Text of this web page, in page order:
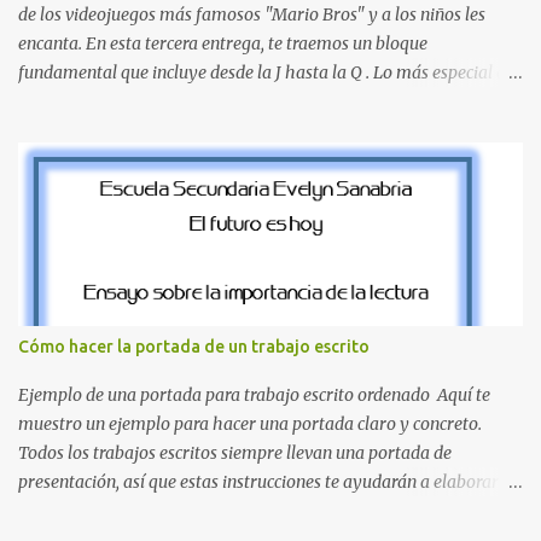
encontrar la biblioteca, la dirección o un aula específica puede
resultar c...
de los videojuegos más famosos "Mario Bros" y a los niños les
encanta. En esta tercera entrega, te traemos un bloque
fundamental que incluye desde la J hasta la Q . Lo más especial de
desde la J hasta la Q ¿Qué incluye este bloque de letras? En esta
sección de evecrea.com , encontrarás imágenes individuales en alta
resolución de las siguientes letras: Letras vibrantes : La J y la M en
la Q en amarillo brillante, junto con la N y la P en un verde
inspirado en los niveles de los juegos. Formas icónicas : No te
pierdas la letra O , diseñada con ese estilo geométrico tan carac...
Cómo hacer la portada de un trabajo escrito
Ejemplo de una portada para trabajo escrito ordenado Aquí te
muestro un ejemplo para hacer una portada claro y concreto.
Todos los trabajos escritos siempre llevan una portada de
presentación, así que estas instrucciones te ayudarán a elaborar